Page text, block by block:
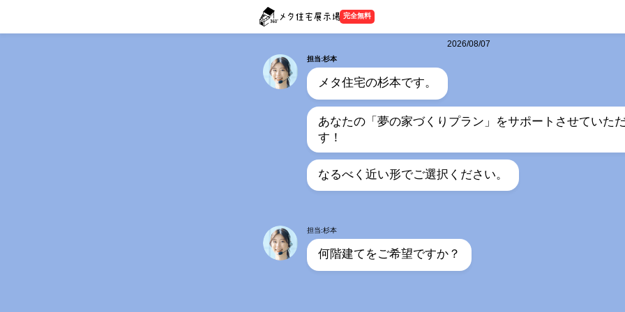
完全無料
2026/08/07
担当:杉本
メタ住宅の杉本です。
あなたの「夢の家づくりプラン」をサポートさせていた
す！
なるべく近い形でご選択ください。
担当:杉本
何階建てをご希望ですか？